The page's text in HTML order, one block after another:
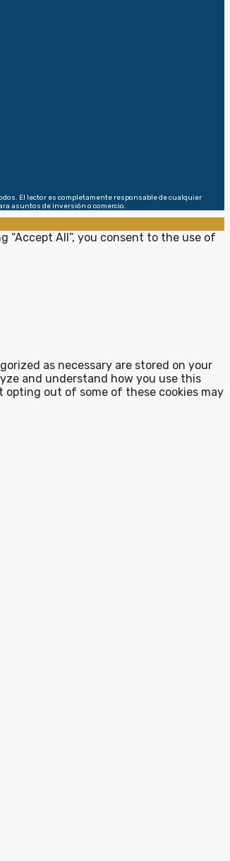
El lector es completamente responsable de cualquier
asuntos de inversión o comercio.
“Accept All”, you consent to the use of
as necessary are stored on your
and understand how you use this
opting out of some of these cookies may